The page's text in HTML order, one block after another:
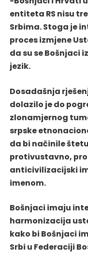
entiteta RS nisu
Srbima. Stoga je
proces izmjene
da su se Bošnjaci
jezik.
Dosadašnja
dolazilo je do
zlonamjernog
srpske
da bi načinile
protivustavno,
anticivilizacijski
imenom.
Bošnjaci imaju
harmonizacija
kako bi Bošnjaci
Srbi u Federaciji